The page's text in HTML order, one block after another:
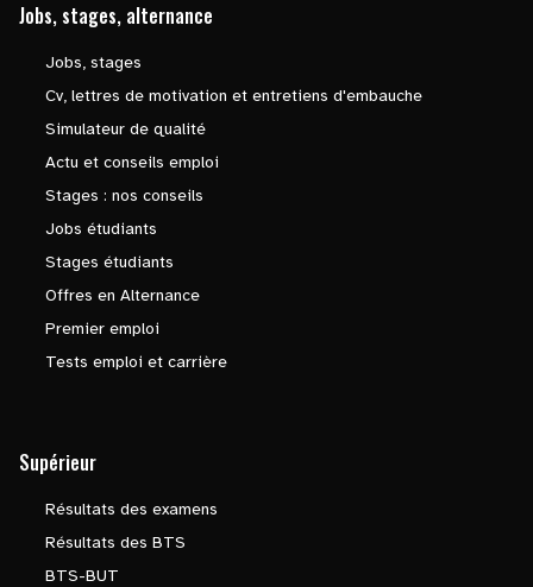
Jobs, stages, alternance
Jobs, stages
Cv, lettres de motivation et entretiens d'embauche
Simulateur de qualité
Actu et conseils emploi
Stages : nos conseils
Jobs étudiants
Stages étudiants
Offres en Alternance
Premier emploi
Tests emploi et carrière
Supérieur
Résultats des examens
Résultats des BTS
BTS-BUT